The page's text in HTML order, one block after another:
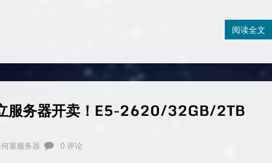
阅读全文
服务器开卖！E5-2620/32GB/2TB
塞服务器 0 评论